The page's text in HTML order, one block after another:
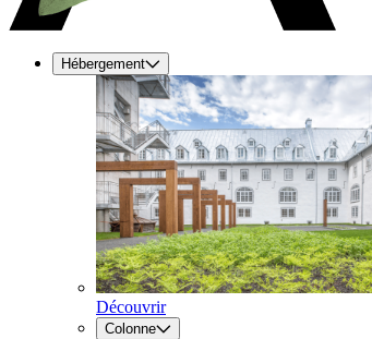
Hébergement
Découvrir
Colonne